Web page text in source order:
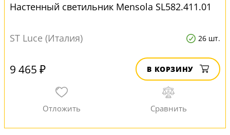
Настенный светильник Mensola SL582.411.01
ST Luce (Италия) 26 шт.
9 465 ₽ В КОРЗИНУ